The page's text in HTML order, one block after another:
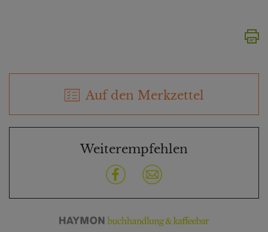
Auf den Merkzettel
Weiterempfehlen